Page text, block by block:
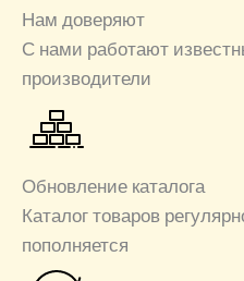
Нам доверяют
С нами работают
производители
Обновление каталога
Каталог товаров
пополняется